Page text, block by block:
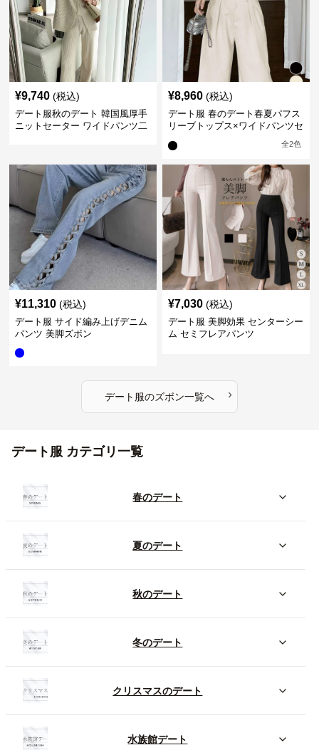
¥9,740 (税込)
デート服秋のデート 韓国風厚手
ニットセーター ワイドパンツ二
¥8,960 (税込)
デート服 春のデート春夏パフス
リーブトップス×ワイドパンツセ
全2色
¥11,310 (税込)
デート服 サイド編み上げデニム
パンツ 美脚ズボン
¥7,030 (税込)
デート服 美脚効果 センターシー
ム セミフレアパンツ
デート服のズボン一覧へ ›
デート服 カテゴリ一覧
春のデート
夏のデート
秋のデート
冬のデート
クリスマスのデート
水族館デート